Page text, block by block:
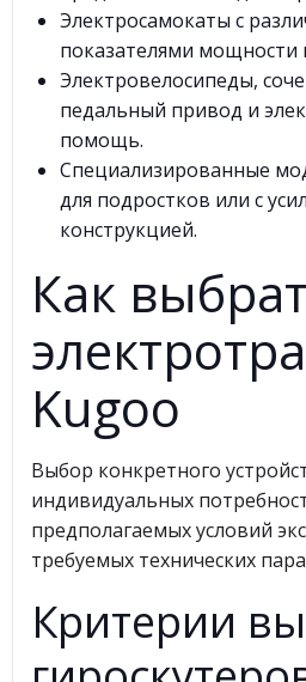
Электросамокаты с
показателями мощности
Электровелосипеды,
педальный привод и
помощь.
Специализированные
для подростков или с
конструкцией.
Как
Kugoo
Выбор конкретного
индивидуальных
предполагаемых условий
требуемых технических
Критерии